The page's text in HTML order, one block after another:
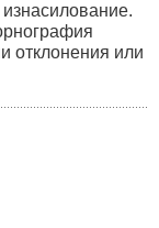
отклонения или